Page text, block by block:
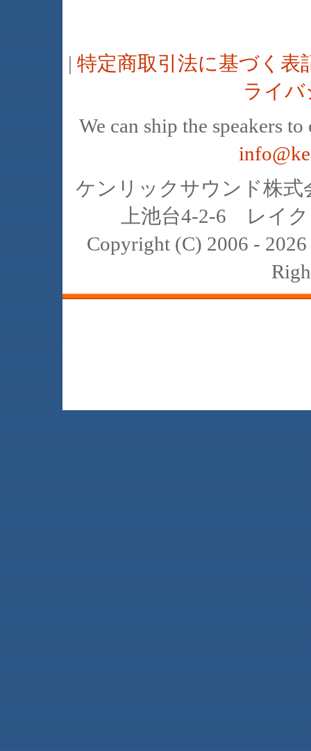
| 特定商取引法に基づく表
ライ
We can ship the speakers
ケンリックサウンド株
上池台4-2-6 レイ
Copyright (C) 2006 -